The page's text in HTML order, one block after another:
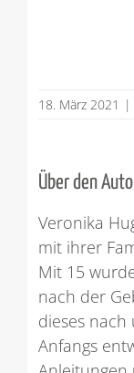
18. März 2021 |
Über den
Veronika
mit ihrer
Mit 15
nach der
dieses
Anfangs